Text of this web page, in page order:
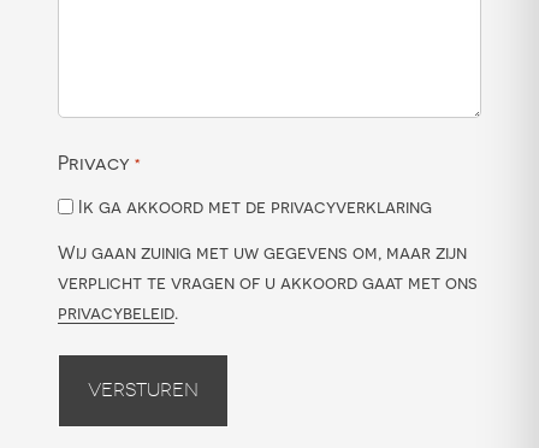
Privacy *
Ik ga akkoord met de privacyverklaring
Wij gaan zuinig met uw gegevens om, maar zijn
verplicht te vragen of u akkoord gaat met ons
privacybeleid.
Versturen